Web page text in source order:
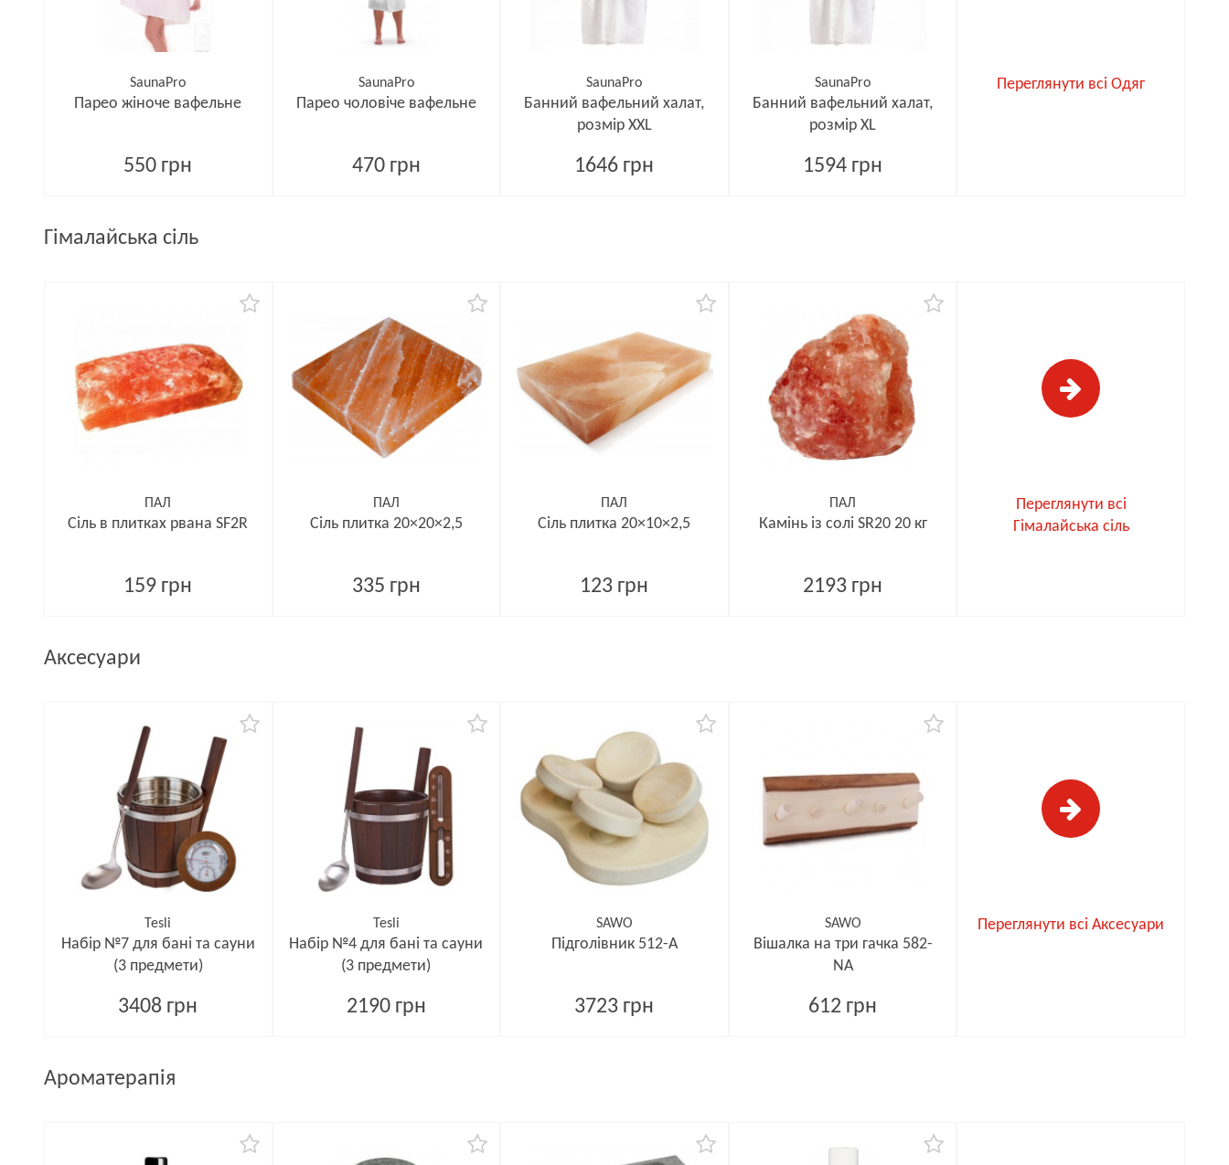
SaunaPro
Парео жіноче вафельне
550 грн
SaunaPro
Парео чоловіче вафельне
470 грн
SaunaPro
Банний вафельний халат,
розмір XXL
1646 грн
SaunaPro
Банний вафельний халат,
розмір XL
1594 грн
Переглянути всі Одяг
Гімалайська сіль
ПАЛ
Сіль в плитках рвана SF2R
159 грн
ПАЛ
Сіль плитка 20×20×2,5
335 грн
ПАЛ
Сіль плитка 20×10×2,5
123 грн
ПАЛ
Камінь із солі SR20 20 кг
2193 грн
Переглянути всі
Гімалайська сіль
Аксесуари
Tesli
Набір №7 для бані та сауни
(3 предмети)
3408 грн
Tesli
Набір №4 для бані та сауни
(3 предмети)
2190 грн
SAWO
Підголівник 512-А
3723 грн
SAWO
Вішалка на три гачка 582-
NA
612 грн
Переглянути всі Аксесуари
Ароматерапія